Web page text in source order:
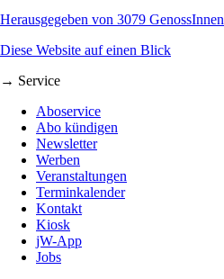
Herausgegeben von 3079 GenossInnen
Diese Website auf einen Blick
→ Service
Aboservice
Abo kündigen
Newsletter
Werben
Veranstaltungen
Terminkalender
Kontakt
Kiosk
jW-App
Jobs